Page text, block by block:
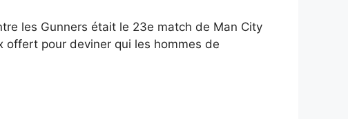
les Gunners était le 23e match de Man City
pour deviner qui les hommes de